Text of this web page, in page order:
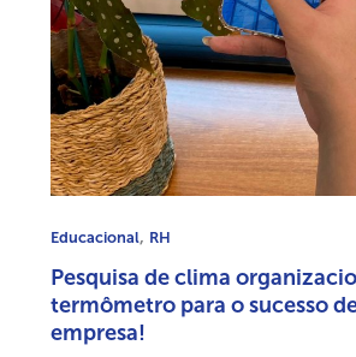
Educacional, RH
Pesquisa de clima
termômetro para o sucesso
empresa!